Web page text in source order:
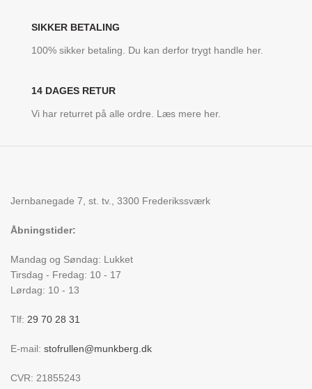
SIKKER BETALING
100% sikker betaling. Du kan derfor trygt handle her.
14 DAGES RETUR
Vi har returret på alle ordre. Læs mere her.
Jernbanegade 7, st. tv., 3300 Frederikssværk
Åbningstider:
Mandag og Søndag: Lukket
Tirsdag - Fredag: 10 - 17
Lørdag: 10 - 13
Tlf: 29 70 28 31
E-mail: stofrullen@munkberg.dk
CVR: 21855243